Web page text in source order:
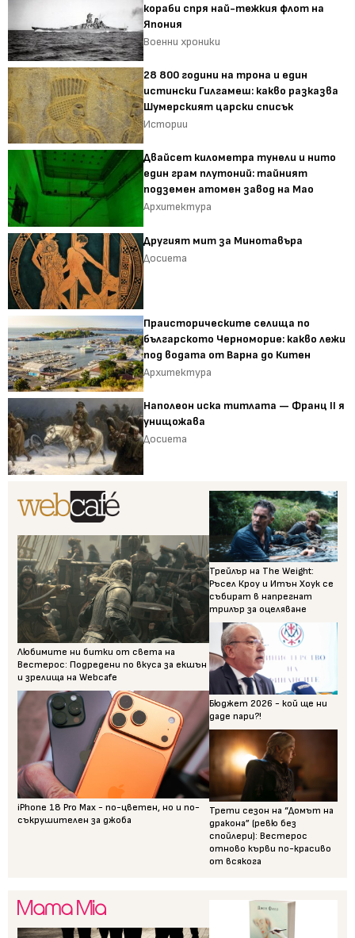
кораби спря най-тежкия флот на
Япония
Военни хроники
28 800 години на трона и един
истински Гилгамеш: какво разказва
Шумерският царски списък
Истории
Двайсет километра тунели и нито
един грам плутоний: тайният
подземен атомен завод на Мао
Архитектура
Другият мит за Минотавъра
Досиета
Праисторическите селища по
българското Черноморие: какво лежи
под водата от Варна до Китен
Архитектура
Наполеон иска титлата — Франц II я
унищожава
Досиета
Любимите ни битки от света на
Вестерос: Подредени по вкуса за екшън
и зрелища на Webcafe
iPhone 18 Pro Max - по-цветен, но и по-
съкрушителен за джоба
Трейлър на The Weight:
Ръсел Кроу и Итън Хоук се
събират в напрегнат
трилър за оцеляване
Бюджет 2026 - кой ще ни
даде пари?!
Трети сезон на “Домът на
дракона” (ревю без
спойлери): Вестерос
отново кърви по-красиво
от всякога